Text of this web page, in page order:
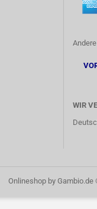
WIR
Onlineshop by Gambio.de